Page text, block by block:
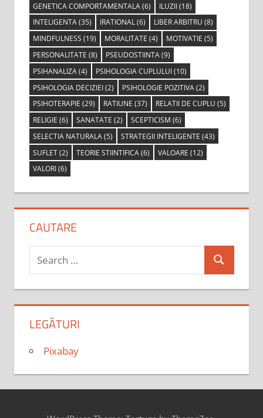
GENETICA COMPORTAMENTALA(6) ILUZII(18)
INTELIGENTA(35) IRATIONAL(6) LIBER ARBITRU (8)
MINDFULNESS (19) MORALITATE (4) MOTIVATIE (5)
PERSONALITATE (8) PSEUDOSTIINTA(9)
PSIHANALIZA(4) PSIHOLOGIA CUPLULUI(10)
PSIHOLOGIA DECIZIEI(2) PSIHOLOGIE POZITIVA(2)
PSIHOTERAPIE (29) RATIUNE (37) RELATII DE CUPLU (5)
RELIGIE (6) SANATATE (2) SCEPTICISM (6)
SELECTIA NATURALA(5) STRATEGII INTELIGENTE (43)
SUFLET(2) TEORIE STIINTIFICA(6) VALOARE (12)
VALORI(6)
CAUTARE
Search
for:
Search
LEGĂTURI
Pixabay